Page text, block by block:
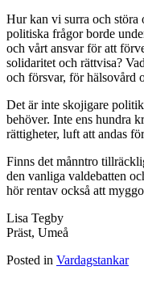
Hur kan vi surra och störa
politiska frågor borde
och vårt ansvar för att
solidaritet och rättvisa?
och försvar, för hälsovård
Det är inte skojigare
behöver. Inte ens hundra
rättigheter, luft att andas
Finns det månntro
den vanliga valdebatten
hör rentav också att
Lisa Tegby
Präst, Umeå
Posted in Vardagstankar